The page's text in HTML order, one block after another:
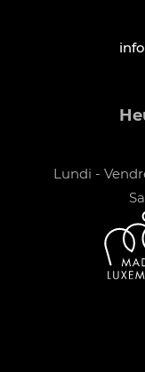
Lundi -